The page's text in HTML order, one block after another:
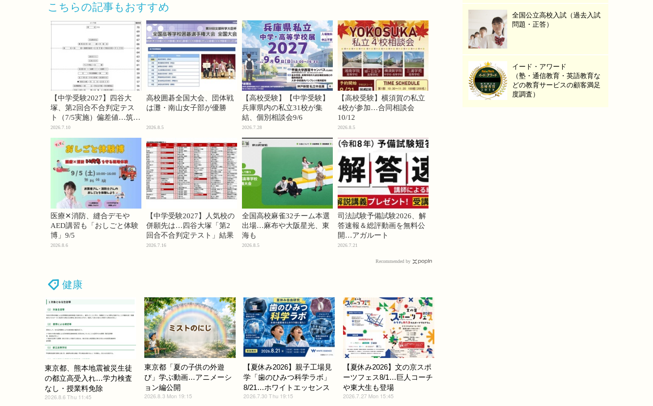
こちらの記事もおすすめ
【中学受験2027】四谷大
塚、第2回合不合判定テス
ト（7/5実施）偏差値…筑駒
74・桜蔭70＜PR＞
2026.7.10
高校囲碁全国大会、団体戦
は灘・南山女子部が優勝
2026.8.5
【高校受験】【中学受験】
兵庫県内の私立31校が集
結、個別相談会9/6
2026.7.28
【高校受験】横須賀の私立
4校が参加…合同相談会
10/12
2026.8.5
医療✕消防、縫合デモや
AED講習も「おしごと体験
博」9/5
2026.8.6
【中学受験2027】人気校の
併願先は…四谷大塚「第2
回合不合判定テスト」結果
2026.7.16
全国高校麻雀32チーム本選
出場…麻布や大阪星光、東
海も
2026.8.5
司法試験予備試験2026、解
答速報＆総評動画を無料公
開…アガルート
2026.7.21
Recommended by
健康
東京都、熊本地震被災生徒
の都立高受入れ…学力検査
なし・授業料免除
2026.8.6 Thu 11:45
東京都「夏の子供の外遊
び」学ぶ動画…アニメーシ
ョン編公開
2026.8.3 Mon 19:15
【夏休み2026】親子工場見
学「歯のひみつ科学ラボ」
8/21…ホワイトエッセンス
2026.7.30 Thu 19:15
【夏休み2026】文の京スポ
ーツフェス8/1…巨人コーチ
や東大生も登場
2026.7.27 Mon 15:45
全国公立高校入試（過去入試
問題・正答）
イード・アワード
（塾・通信教育・英語教育な
どの教育サービスの顧客満足
度調査）